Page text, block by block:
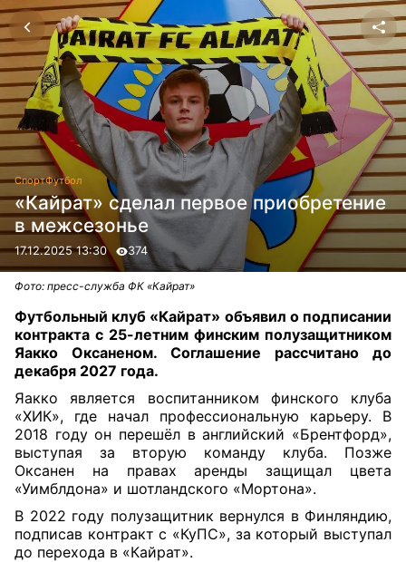
СпортФутбол
«Кайрат» сделал первое приобретение
в межсезонье
17.12.2025 13:30 374
Фото: пресс-служба ФК «Кайрат»
Футбольный клуб «Кайрат» объявил о подписании
контракта с 25-летним финским полузащитником
Яакко Оксаненом. Соглашение рассчитано до
декабря 2027 года.
Яакко является воспитанником финского клуба
«ХИК», где начал профессиональную карьеру. В
2018 году он перешёл в английский «Брентфорд»,
выступая за вторую команду клуба. Позже
Оксанен на правах аренды защищал цвета
«Уимблдона» и шотландского «Мортона».
В 2022 году полузащитник вернулся в Финляндию,
подписав контракт с «КуПС», за который выступал
до перехода в «Кайрат».